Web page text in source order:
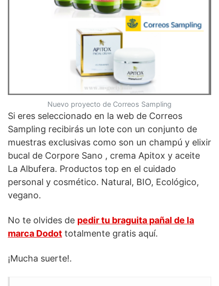
Nuevo proyecto de Correos Sampling
Si eres seleccionado en la web de Correos
Sampling recibirás un lote con un conjunto de
muestras exclusivas como son un champú y elixir
bucal de Corpore Sano , crema Apitox y aceite
La Albufera. Productos top en el cuidado
personal y cosmético. Natural, BIO, Ecológico,
vegano.
No te olvides de pedir tu braguita pañal de la
marca Dodot totalmente gratis aquí.
¡Mucha suerte!.